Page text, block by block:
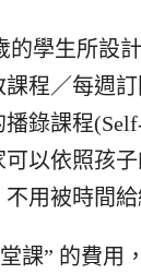
學生所設
程／每週
錄課程
以依照孩
用被時間給
課” 的費用